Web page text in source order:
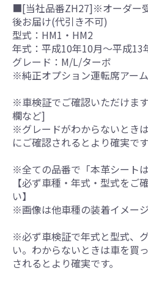
■[当社品番ZH27]※オーダー
後お届け(代引き不可)
型式：HM1・HM2
年式：平成10年10月～平成13
グレード：M/L/ターボ
※純正オプション運転席アー
※車検証でご確認いただけま
欄など]
※グレードがわからないとき
にご確認されるとより確実です
※全ての品番で「本革シートは
【必ず車種・年式・型式をご
い】
※画像は他車種の装着イメージ
※必ず車検証で年式と型式、
い。わからないときは車を買
されるとより確実です。